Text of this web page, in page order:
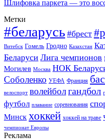
Шлифовка паркета — это
Метки
#беларусь #брест
Витебск Гомель Гродно Казахстан
Беларуси Лига чемпионов
Могилев Москва НОК
Соболенко УЕФА Франция
велоспорт волейболгандбол
футбол плавание соревнования
Минск хоккей хоккей на траве
чемпионат Европы
Реклама